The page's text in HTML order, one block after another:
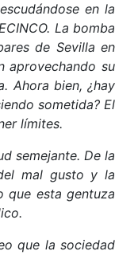
en la
La bomba
de Sevilla en
aprovechando su
Ahora bien, ¿hay
sometida? El
límites.
semejante. De la
mal gusto y la
que esta gentuza
que la sociedad